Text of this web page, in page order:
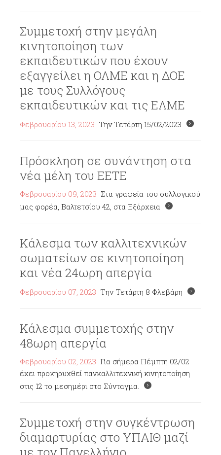
Συμμετοχή στην μεγάλη
κινητοποίηση των
εκπαιδευτικών που έχουν
εξαγγείλει η ΟΛΜΕ και η ΔΟΕ
με τους Συλλόγους
εκπαιδευτικών και τις ΕΛΜΕ
Φεβρουαρίου 13, 2023 Την Τετάρτη 15/02/2023
Πρόσκληση σε συνάντηση στα
νέα μέλη του ΕΕΤΕ
Φεβρουαρίου 09, 2023 Στα γραφεία του συλλογικού
μας φορέα, Βαλτετσίου 42, στα Εξάρχεια
Κάλεσμα των καλλιτεχνικών
σωματείων σε κινητοποίηση
και νέα 24ωρη απεργία
Φεβρουαρίου 07, 2023 Την Τετάρτη 8 Φλεβάρη
Κάλεσμα συμμετοχής στην
48ωρη απεργία
Φεβρουαρίου 02, 2023 Για σήμερα Πέμπτη 02/02
έχει προκηρυχθεί πανκαλλιτεχνική κινητοποίηση
στις 12 το μεσημέρι στο Σύνταγμα.
Συμμετοχή στην συγκέντρωση
διαμαρτυρίας στο ΥΠΑΙΘ μαζί